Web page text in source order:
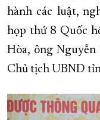
XÂY DỰNG KHÁNH
ĐẠI HỘI ĐẢNG CÁC CẤP
hành các luật,
họp thứ 8 Quốc
Hòa, ông
Chủ tịch UBND